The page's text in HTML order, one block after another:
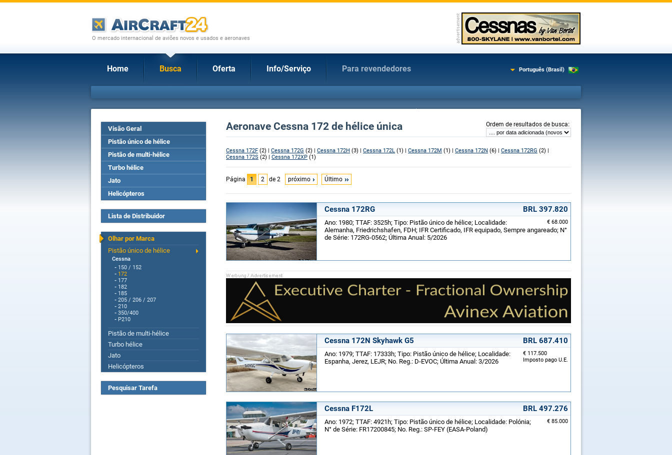
O mercado internacional de aviões novos e usados e aeronaves
Home Busca Oferta Info/Serviço Para revendedores Português (Brasil)
Visão Geral
Pistão único de hélice
Pistão de multi-hélice
Turbo hélice
Jato
Helicópteros
Lista de Distribuidor
Olhar por Marca
Pistão único de hélice
Cessna
- 150 / 152
- 172
- 177
- 182
- 185
- 205 / 206 / 207
- 210
- 350/400
- P210
Pistão de multi-hélice
Turbo hélice
Jato
Helicópteros
Pesquisar Tarefa
Ordem de resultados de busca:
Aeronave Cessna 172 de hélice única
Cessna 172F (2) | Cessna 172G (2) | Cessna 172H (3) | Cessna 172L (1) | Cessna 172M (1) | Cessna 172N (6) | Cessna 172RG (2) |
Cessna 172S (2) | Cessna 172XP (1)
Página 1 2 de 2 próximo Último
Cessna 172RG BRL 397.820
€ 68.000
Ano: 1980; TTAF: 3525h; Tipo: Pistão único de hélice; Localidade:
Alemanha, Friedrichshafen, FDH; IFR Certificado, IFR equipado, Sempre angareado; N°
de Série: 172RG-0562; Última Anual: 5/2026
Cessna 172N Skyhawk G5 BRL 687.410
€ 117.500
Imposto pago U.E.
Ano: 1979; TTAF: 17333h; Tipo: Pistão único de hélice; Localidade:
Espanha, Jerez, LEJR; No. Reg.: D-EVOC; Última Anual: 3/2026
Cessna F172L BRL 497.276
€ 85.000
Ano: 1972; TTAF: 4921h; Tipo: Pistão único de hélice; Localidade: Polónia;
N° de Série: FR17200845; No. Reg.: SP-FEY (EASA-Poland)